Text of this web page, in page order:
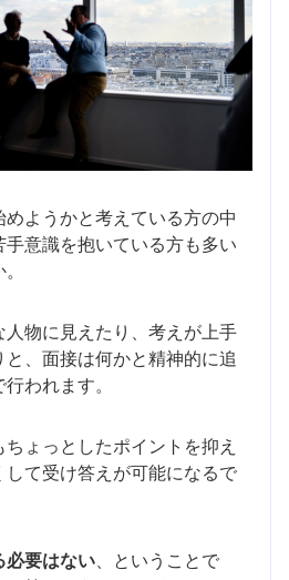
ようかと考えている方の中
意識を抱いている方も多い
物に見えたり、考えが上手
と、面接は何かと精神的に追
われます。
ょっとしたポイントを抑え
て受け答えが可能になるで
必要はない、ということで